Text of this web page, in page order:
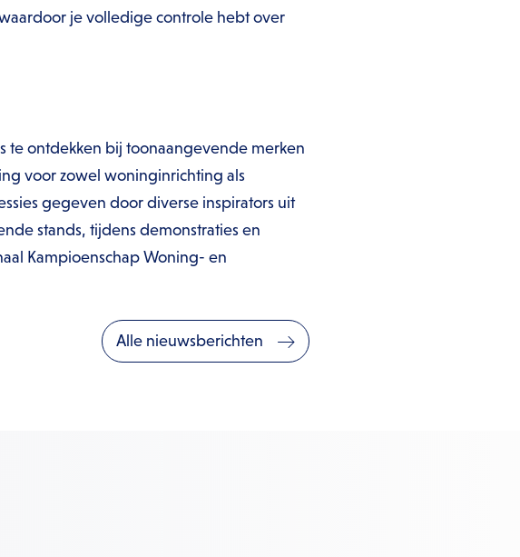
je volledige controle hebt over
te ontdekken bij toonaangevende merken
voor zowel woninginrichting als
gegeven door diverse inspirators uit
stands, tijdens demonstraties en
Kampioenschap Woning- en
Alle nieuwsberichten